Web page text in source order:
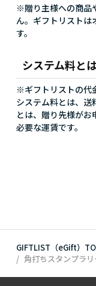
※贈り主様への商品
ん。ギフトリストは
す。
システム料と
※ギフトリストの代
システム料とは、送
とは、贈り先様が
必要な運賃です。
GIFTLIST（eGift）
角打ちスタンプラ